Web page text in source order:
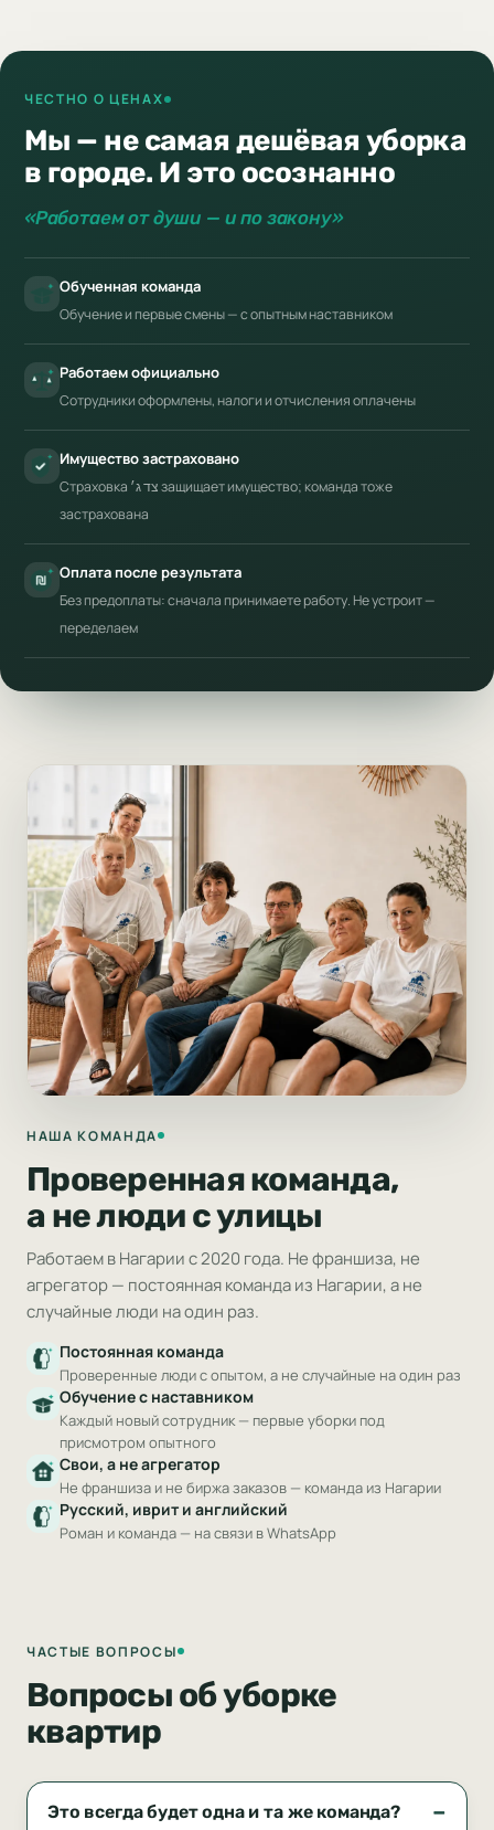
ЧЕСТНО О ЦЕНАХ
Мы — не самая дешёвая уборка
в городе. И это осознанно
«Работаем от души — и по закону»
Обученная команда
Обучение и первые смены — с опытным наставником
Работаем официально
Сотрудники оформлены, налоги и отчисления оплачены
Имущество застраховано
Страховка צד ג׳ защищает имущество; команда тоже
застрахована
Оплата после результата
Без предоплаты: сначала принимаете работу. Не устроит —
переделаем
НАША КОМАНДА
Проверенная команда,
а не люди с улицы
Работаем в Нагарии с 2020 года. Не франшиза, не
агрегатор — постоянная команда из Нагарии, а не
случайные люди на один раз.
Постоянная команда
Проверенные люди с опытом, а не случайные на один раз
Обучение с наставником
Каждый новый сотрудник — первые уборки под
присмотром опытного
Свои, а не агрегатор
Не франшиза и не биржа заказов — команда из Нагарии
Русский, иврит и английский
Роман и команда — на связи в WhatsApp
ЧАСТЫЕ ВОПРОСЫ
Вопросы об уборке
квартир
Это всегда будет одна и та же команда?